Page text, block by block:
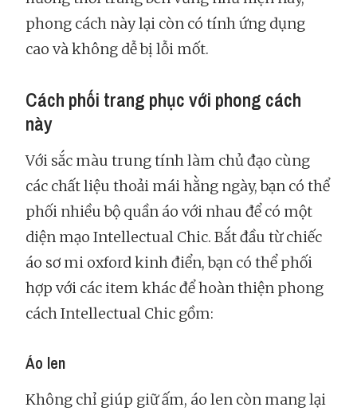
phong cách này lại còn có tính ứng dụng
cao và không dễ bị lỗi mốt.
Cách phối trang phục với phong cách
này
Với sắc màu trung tính làm chủ đạo cùng
các chất liệu thoải mái hằng ngày, bạn có thể
phối nhiều bộ quần áo với nhau để có một
diện mạo Intellectual Chic. Bắt đầu từ chiếc
áo sơ mi oxford kinh điển, bạn có thể phối
hợp với các item khác để hoàn thiện phong
cách Intellectual Chic gồm:
Áo len
Không chỉ giúp giữ ấm, áo len còn mang lại